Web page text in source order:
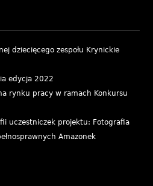
dziecięcego zespołu Krynickie
edycja 2022
rynku pracy w ramach Konkursu
uczestniczek projektu: Fotografia
Amazonek